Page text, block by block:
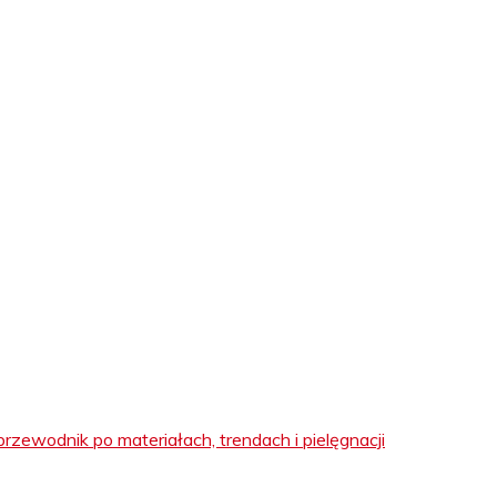
po materiałach, trendach i pielęgnacji